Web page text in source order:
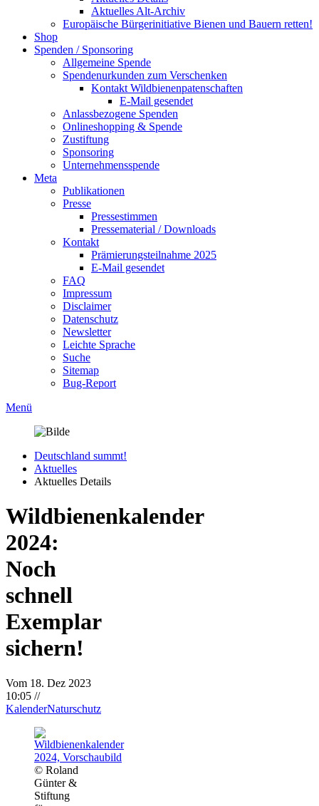
Aktuelles Alt-Archiv
Europäische Bürgerinitiative Bienen und Bauern retten!
Shop
Spenden / Sponsoring
Allgemeine Spende
Spendenurkunden zum Verschenken
Kontakt Wildbienenpatenschaften
E-Mail gesendet
Anlassbezogene Spenden
Onlineshopping & Spende
Zustiftung
Sponsoring
Unternehmensspende
Meta
Publikationen
Presse
Pressestimmen
Pressematerial / Downloads
Kontakt
Prämierungsteilnahme 2025
E-Mail gesendet
FAQ
Impressum
Disclaimer
Datenschutz
Newsletter
Leichte Sprache
Suche
Sitemap
Bug-Report
Menü
Deutschland summt!
Aktuelles
Aktuelles Details
Wildbienenkalender
2024:
Noch
schnell
Exemplar
sichern!
Vom 18. Dez 2023
10:05 //
KalenderNaturschutz
© Roland
Günter &
Stiftung